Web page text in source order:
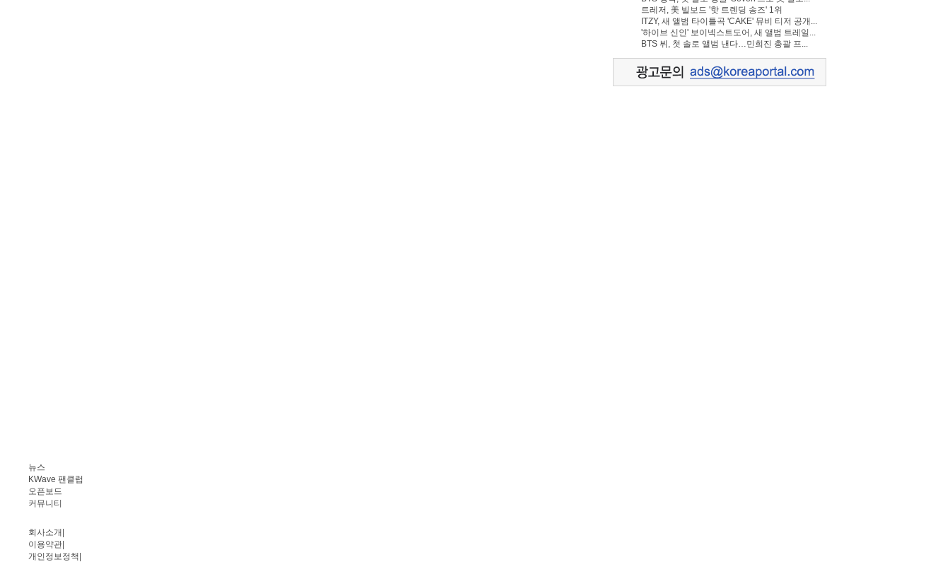
트레저, 美 빌보드 '핫 트렌딩 송즈' 1위
ITZY, 새 앨범 타이틀곡 'CAKE' 뮤비 티저 공개...
'하이브 신인' 보이넥스트도어, 새 앨범 트레일...
BTS 뷔, 첫 솔로 앨범 낸다…민희진 총괄 프...
뉴스
KWave 팬클럽
오픈보드
커뮤니티
회사소개
이용약관
개인정보정책